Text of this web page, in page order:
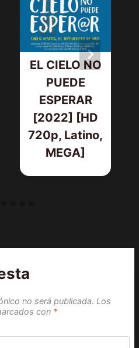
EL CIELO NO
PUEDE
ESPERAR
[2022] [HD
720p, Latino,
MEGA]
no será publicada. Los
con *